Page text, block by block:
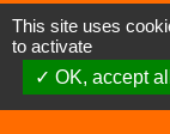
Contacts
Commune de
1 place de la
This site uses
to activate
OK, accept all